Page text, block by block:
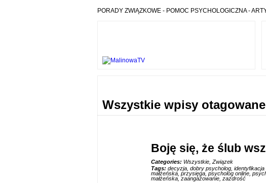
PORADY ZWIĄZKOWE - POMOC PSYCHOLOGICZNA -
Wszystkie wpisy
Boję się, że ślub
Categories: Wszystkie Związek
Tags: decyzja dobry psycholog
małżeńska przysięga, psycholog online
małżeńska,zaangażowanie zazdrość